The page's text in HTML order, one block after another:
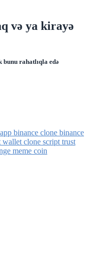
və ya kirayə
bunu rahatlıqla edə
binance clone binance
wallet clone script trust
meme coin